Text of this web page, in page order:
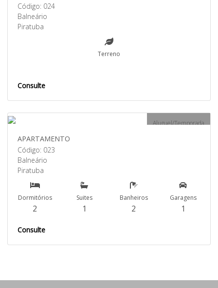
Código: 024
Balneário
Piratuba
Terreno
Consulte
Aluguel/Temporada
APARTAMENTO
Código: 023
Balneário
Piratuba
Dormitórios
2
Suites
1
Banheiros
2
Garagens
1
Consulte